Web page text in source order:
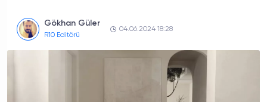
Gökhan Güler
R10 Editörü
04.06.2024 18:28